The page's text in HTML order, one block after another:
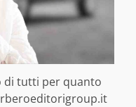
di tutti per quanto